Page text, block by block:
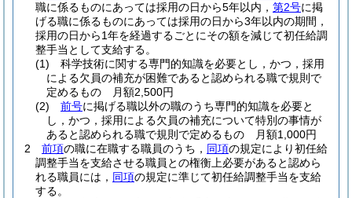
職に係るものにあっては採用の日から5年以内， 第2号に掲
げる職に係るものにあっては採用の日から3年以内の期間，
採用の日から1年を経過するごとにその額を減じて初任給調
整手当として支給する。
(1)
科学技術に関する専門的知識を必要とし，かつ，採用
による欠員の補充が困難であると認められる職で規則で
定めるもの 月額2,500円
(2)
前号に掲げる職以外の職のうち専門的知識を必要と
し，かつ，採用による欠員の補充について特別の事情が
あると認められる職で規則で定めるもの 月額1,000円
2
前項の職に在職する職員のうち， 同項の規定により初任給
調整手当を支給させる職員との権衡上必要があると認めら
れる職員には， 同項の規定に準じて初任給調整手当を支給
する。